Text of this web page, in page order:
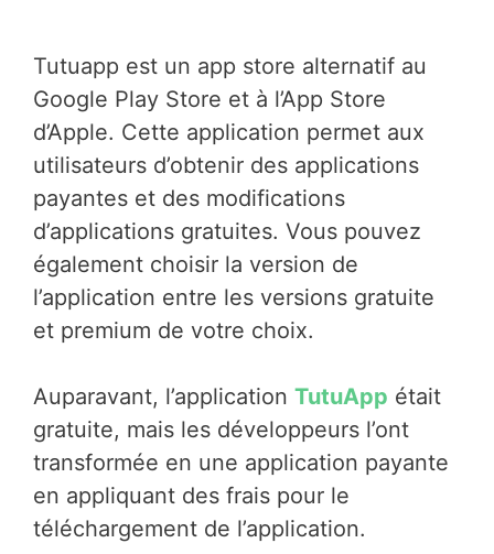
Tutuapp est un app store alternatif au
Google Play Store et à l’App Store
d’Apple. Cette application permet aux
utilisateurs d’obtenir des applications
payantes et des modifications
d’applications gratuites. Vous pouvez
également choisir la version de
l’application entre les versions gratuite
et premium de votre choix.
Auparavant, l’application TutuApp était
gratuite, mais les développeurs l’ont
transformée en une application payante
en appliquant des frais pour le
téléchargement de l’application.